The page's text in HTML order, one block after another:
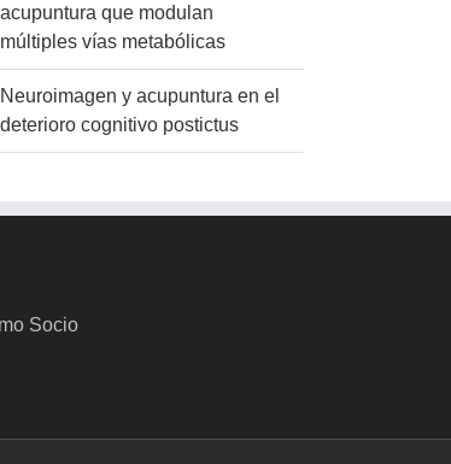
acupuntura que modulan
múltiples vías metabólicas
Neuroimagen y acupuntura en el
deterioro cognitivo postictus
Socio